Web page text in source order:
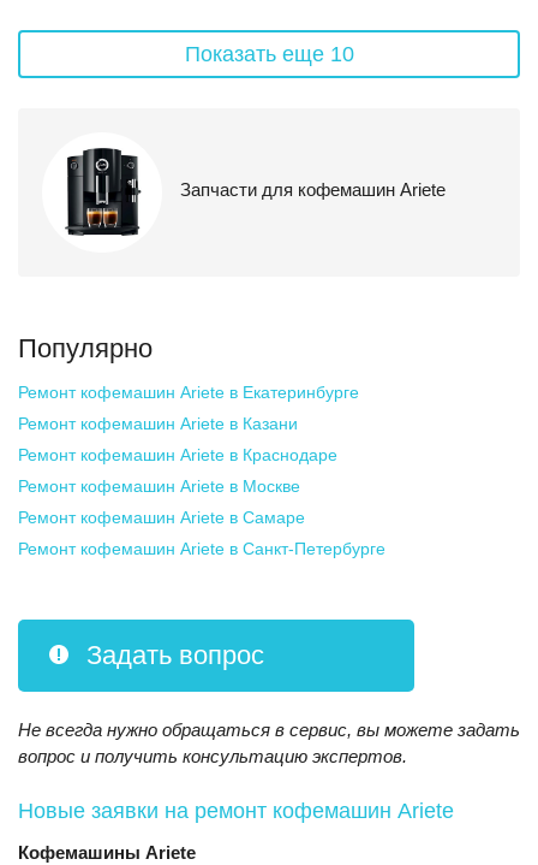
Показать еще 10
Запчасти для кофемашин Ariete
Популярно
Ремонт кофемашин Ariete в Екатеринбурге
Ремонт кофемашин Ariete в Казани
Ремонт кофемашин Ariete в Краснодаре
Ремонт кофемашин Ariete в Москве
Ремонт кофемашин Ariete в Самаре
Ремонт кофемашин Ariete в Санкт-Петербурге
Задать вопрос
Не всегда нужно обращаться в сервис, вы можете задать
вопрос и получить консультацию экспертов.
Новые заявки на ремонт кофемашин Ariete
Кофемашины Ariete